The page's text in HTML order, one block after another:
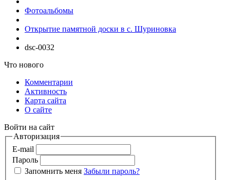
Фотоальбомы
Открытие памятной доски в с. Шуриновка
dsc-0032
Что нового
Комментарии
Активность
Карта сайта
О сайте
Войти на сайт
Авторизация
E-mail
Пароль
Запомнить меня Забыли пароль?